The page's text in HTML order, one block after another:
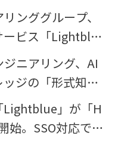
題を解決し生産
ンググループ、
ービス「Lightblu
ニアリング、AI
ジの「形式知
ェント「Lightblu
Lightblue」が「H
始。SSO対応で利